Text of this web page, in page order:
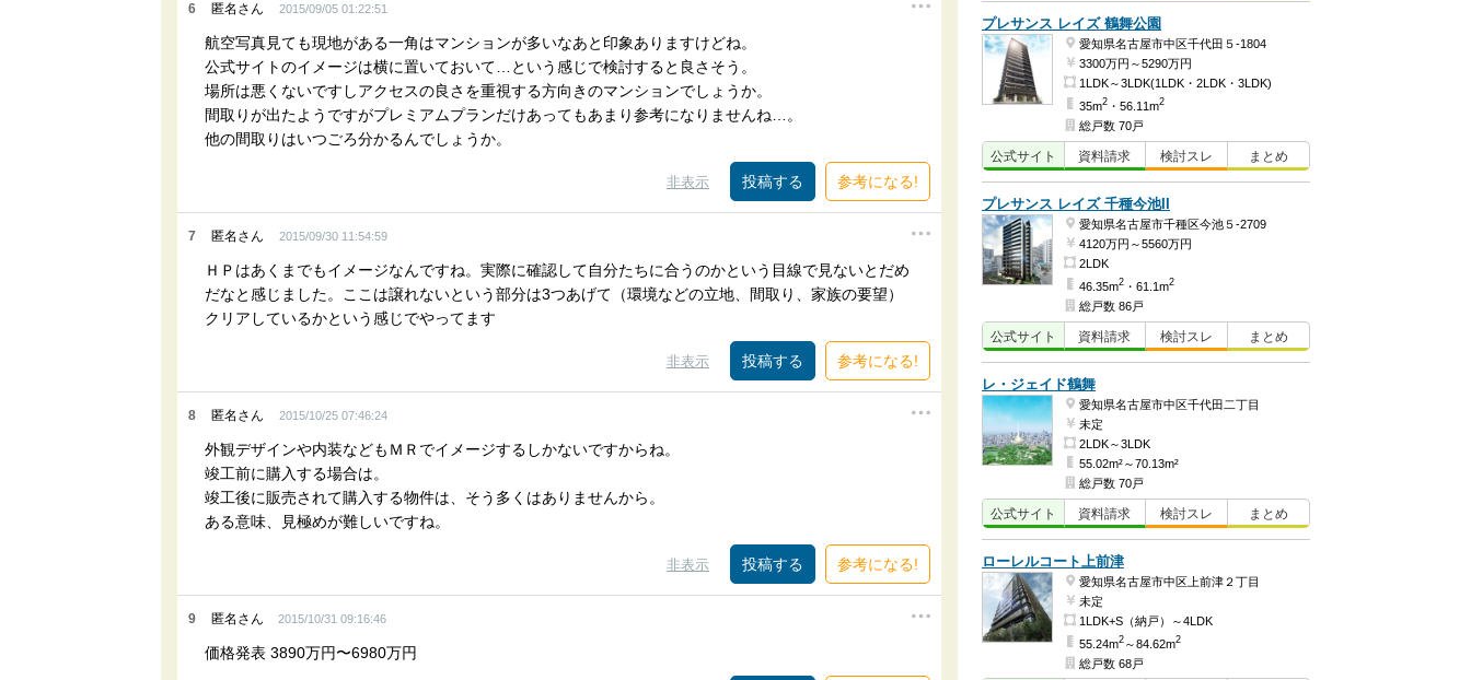
6 匿名さん 2015/09/05 01:22:51
航空写真見ても現地がある一角はマンションが多いなあと印象ありますけどね。
公式サイトのイメージは横に置いておいて…という感じで検討すると良さそう。
場所は悪くないですしアクセスの良さを重視する方向きのマンションでしょうか。
間取りが出たようですがプレミアムプランだけあってもあまり参考になりませんね…。
他の間取りはいつごろ分かるんでしょうか。
非表示 参考になる!
7 匿名さん 2015/09/30 11:54:59
ＨＰはあくまでもイメージなんですね。実際に確認して自分たちに合うのかという目線で見ないとだめ
だなと感じました。ここは譲れないという部分は3つあげて（環境などの立地、間取り、家族の要望）
クリアしているかという感じでやってます
非表示 参考になる!
8 匿名さん 2015/10/25 07:46:24
外観デザインや内装などもＭＲでイメージするしかないですからね。
竣工前に購入する場合は。
竣工後に販売されて購入する物件は、そう多くはありませんから。
ある意味、見極めが難しいですね。
非表示 参考になる!
9 匿名さん 2015/10/31 09:16:46
価格発表 3890万円〜6980万円
プレサンス レイズ 鶴舞公園
愛知県名古屋市中区千代田５-1804
3300万円～5290万円
1LDK～3LDK(1LDK・2LDK・3LDK)
35m2 ・56.11m2
総戸数 70戸
公式サイト 資料請求 検討スレ まとめ
プレサンス レイズ 千種今池II
愛知県名古屋市千種区今池５-2709
4120万円～5560万円
2LDK
46.35m2 ・61.1m2
総戸数 86戸
公式サイト 資料請求 検討スレ まとめ
レ・ジェイド鶴舞
愛知県名古屋市中区千代田二丁目
未定
2LDK～3LDK
55.02m²～70.13m²
総戸数 70戸
公式サイト 資料請求 検討スレ まとめ
ローレルコート上前津
愛知県名古屋市中区上前津２丁目
未定
1LDK+S（納戸）～4LDK
55.24m2 ～84.62m2
総戸数 68戸